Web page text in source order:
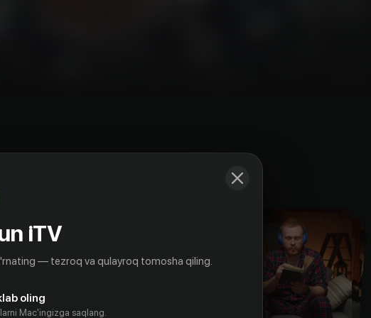
iTV
— tezroq va qulayroq tomosha qiling.
oling
Mac'ingizga saqlang.